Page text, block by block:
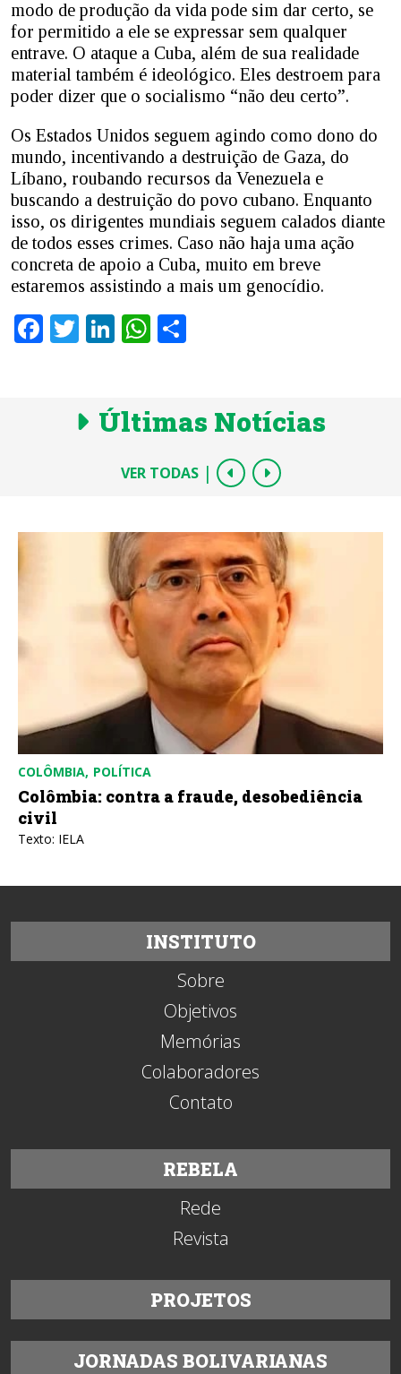
modo de produção da vida pode sim dar certo, se
for permitido a ele se expressar sem qualquer
entrave. O ataque a Cuba, além de sua realidade
material também é ideológico. Eles destroem para
poder dizer que o socialismo “não deu certo”.
Os Estados Unidos seguem agindo como dono do
mundo, incentivando a destruição de Gaza, do
Líbano, roubando recursos da Venezuela e
buscando a destruição do povo cubano. Enquanto
isso, os dirigentes mundiais seguem calados diante
de todos esses crimes. Caso não haja uma ação
concreta de apoio a Cuba, muito em breve
estaremos assistindo a mais um genocídio.
Facebook
Twitter
LinkedInWhatsApp
Últimas Notícias
VER TODAS |
COLÔMBIA POLÍTICA
Colômbia: contra a fraude, desobediência
civil
Texto: IELA
INSTITUTO
Sobre
Objetivos
Memórias
Colaboradores
Contato
REBELA
Rede
Revista
PROJETOS
JORNADAS BOLIVARIANAS